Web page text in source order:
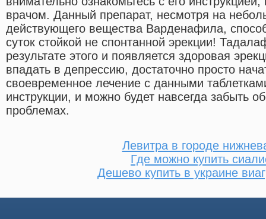
врачом. Данный препарат, несмотря на
действующего вещества Варденафила,
суток стойкой не спонтанной эрекции!
результате этого и появляется здоровая
впадать в депрессию, достаточно просто
своевременное лечение с данными
инструкции, и можно будет навсегда забыть
проблемах.
Левитра в городе
Где можно купить
Дешево купить в украине